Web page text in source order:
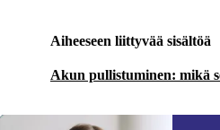
Aiheeseen liittyvää sisältöä
Akun pullistuminen: mikä